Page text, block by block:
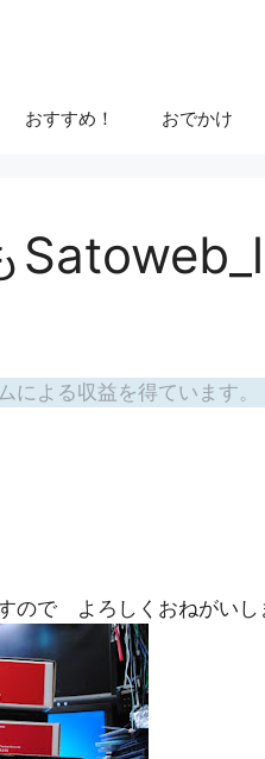
おすすめ！ おでかけ
による収益を得ています。
ので よろしくおねがいし